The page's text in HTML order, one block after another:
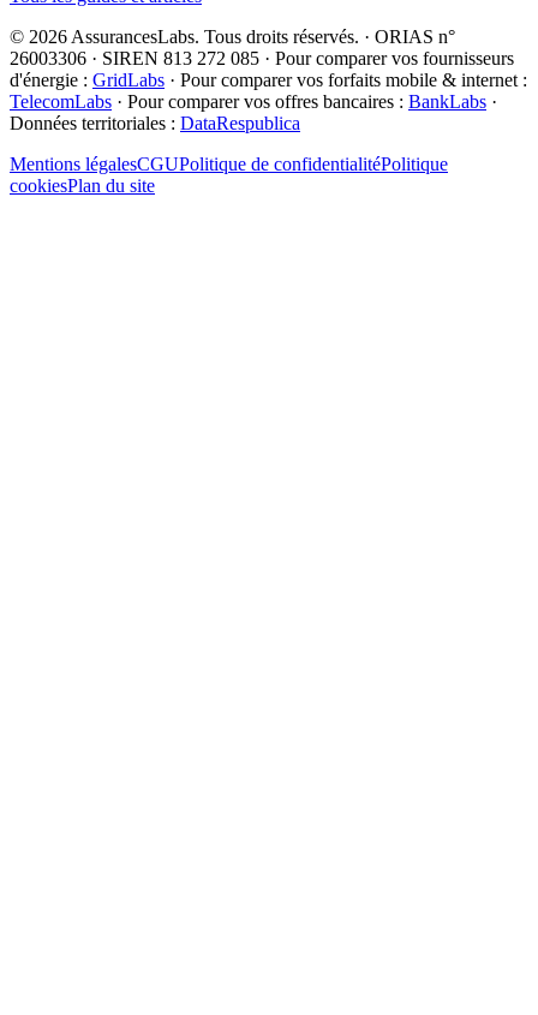
© 2026 AssurancesLabs. Tous droits réservés. · ORIAS n°
26003306 · SIREN 813 272 085 · Pour comparer vos fournisseurs
d'énergie : GridLabs · Pour comparer vos forfaits mobile & internet :
TelecomLabs · Pour comparer vos offres bancaires : BankLabs ·
Données territoriales : DataRespublica
Mentions légalesCGUPolitique de confidentialitéPolitique
cookiesPlan du site